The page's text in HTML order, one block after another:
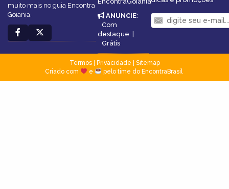
muito mais no guia Encontra
Goiania.
ANUNCIE:
Com
destaque |
Grátis
Termos| Privacidade
Sitemap
Criado com
e pelo time do EncontraBrasil